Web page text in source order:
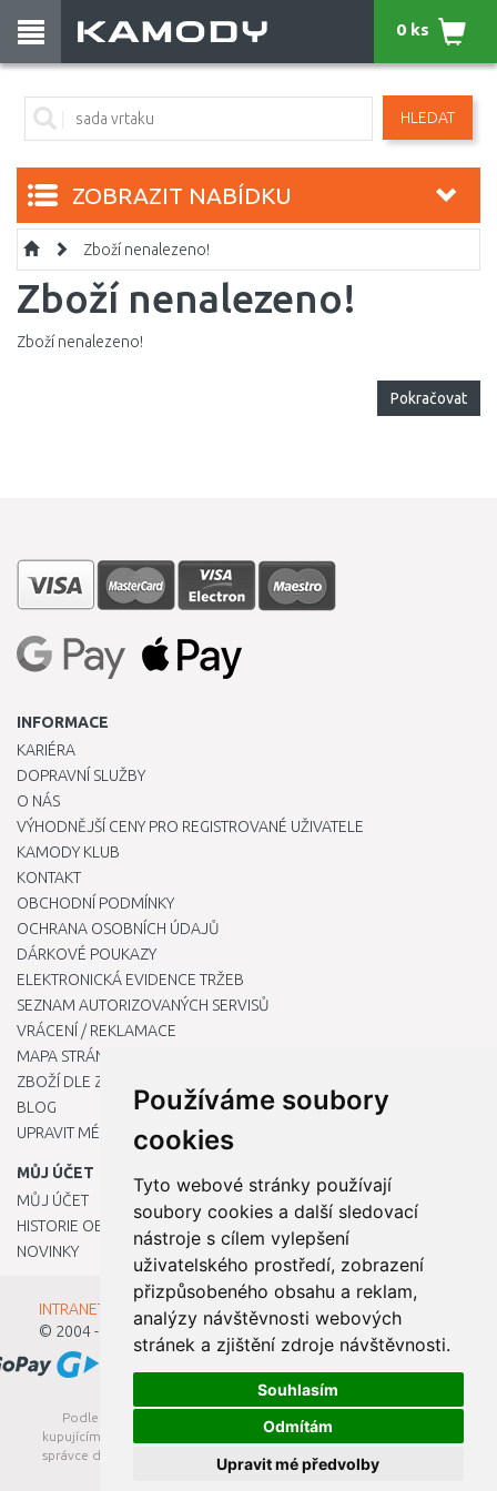
Používáme soubory
cookies
Tyto webové stránky používají
soubory cookies a další sledovací
nástroje s cílem vylepšení
uživatelského prostředí, zobrazení
přizpůsobeného obsahu a reklam,
analýzy návštěvnosti webových
stránek a zjištění zdroje návštěvnosti.
Souhlasím
Odmítám
Upravit mé předvolby
HLEDAT
0 ks
ZOBRAZIT NABÍDKU
Zboží nenalezeno!
Zboží nenalezeno!
Zboží nenalezeno!
Pokračovat
INFORMACE
KARIÉRA
DOPRAVNÍ SLUŽBY
O NÁS
VÝHODNĚJŠÍ CENY PRO REGISTROVANÉ UŽIVATELE
KAMODY KLUB
KONTAKT
OBCHODNÍ PODMÍNKY
OCHRANA OSOBNÍCH ÚDAJŮ
DÁRKOVÉ POUKAZY
ELEKTRONICKÁ EVIDENCE TRŽEB
SEZNAM AUTORIZOVANÝCH SERVISŮ
VRÁCENÍ / REKLAMACE
MAPA STRÁNKY
ZBOŽÍ DLE ZNAČEK
BLOG
UPRAVIT MÉ PŘEDVOLBY COOKIES
MŮJ ÚČET
MŮJ ÚČET
HISTORIE OBJEDNÁVEK
NOVINKY
INTRANET - Přihlášení pro zaměstnance
© 2004 - 2026
Kamody s.r.o.
Podle zákona o evidenci tržeb je prodávající povinen vystavit
kupujícímu účtenku. Zároveň je povinen zaevidovat přijatou tržbu u
správce daně online; v případě technického výpadku pak nejpozději
do 48 hodin.